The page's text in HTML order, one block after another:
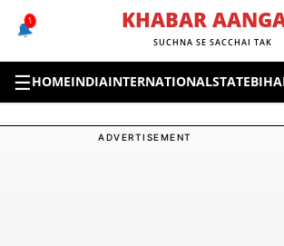
Skip
🔔
1 KHABAR
SUCHNA SE SACCHAI TAK
☰HOMEINDIAINTERNATIONALSTATE
ADVERTISEMENT